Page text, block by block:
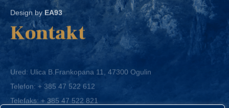
Kontakt
Ured: Ulica B.Frankopana 11, 47300 Ogulin
Telefon:+ 385 47 522 612
Telefaks: + 385 47 522 821
E-mail:grad-ogulin@ogulin.hr